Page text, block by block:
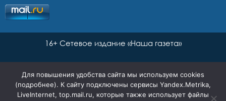
16+ Сетевое издание «Наша газета»
Для повышения удобства сайта мы используем cookies
(подробнее). К сайту подключены сервисы Yandex.Metrika,
LiveInternet, top.mail.ru, которые также использует файлы